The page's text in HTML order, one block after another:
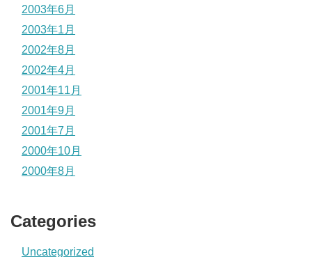
2003年6月
2003年1月
2002年8月
2002年4月
2001年11月
2001年9月
2001年7月
2000年10月
2000年8月
Categories
Uncategorized